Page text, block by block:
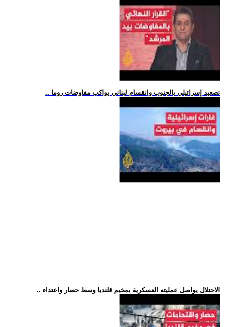
.. تصعيد إسرائيلي بالجنوب وانقسام لبناني يواكب مفاوضات روما
.. الاحتلال يواصل عمليته العسكرية بمخيم قلنديا وسط حصار واعتداء